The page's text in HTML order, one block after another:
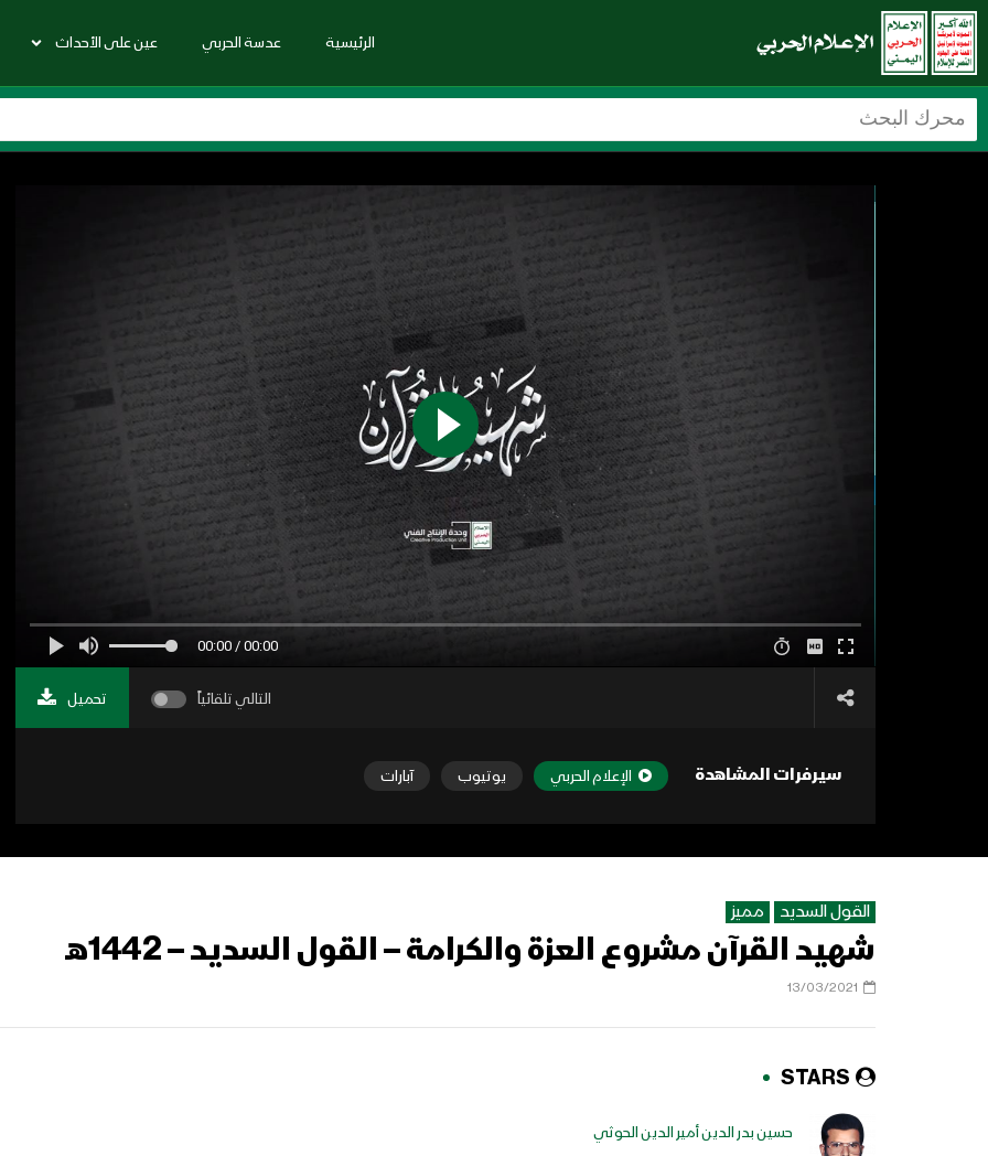
الرئيسية عدسة الحربي عين على الأحداث
00:00 / 00:00
التالي تلقائياً تحميل
سيرفرات المشاهدة الإعلام الحربي يوتيوب آبارات
القول السديد مميز
شهيد القرآن مشروع العزة والكرامة – القول السديد – 1442هـ
13/03/2021
STARS
حسين بدر الدين أمير الدين الحوثي